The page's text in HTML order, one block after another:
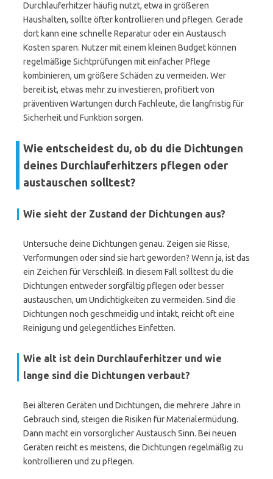
Durchlauferhitzer häufig nutzt, etwa in größeren
Haushalten, sollte öfter kontrollieren und pflegen. Gerade
dort kann eine schnelle Reparatur oder ein Austausch
Kosten sparen. Nutzer mit einem kleinen Budget können
regelmäßige Sichtprüfungen mit einfacher Pflege
kombinieren, um größere Schäden zu vermeiden. Wer
bereit ist, etwas mehr zu investieren, profitiert von
präventiven Wartungen durch Fachleute, die langfristig für
Sicherheit und Funktion sorgen.
Wie entscheidest du, ob du die Dichtungen
deines Durchlauferhitzers pflegen oder
austauschen solltest?
Wie sieht der Zustand der Dichtungen aus?
Untersuche deine Dichtungen genau. Zeigen sie Risse,
Verformungen oder sind sie hart geworden? Wenn ja, ist das
ein Zeichen für Verschleiß. In diesem Fall solltest du die
Dichtungen entweder sorgfältig pflegen oder besser
austauschen, um Undichtigkeiten zu vermeiden. Sind die
Dichtungen noch geschmeidig und intakt, reicht oft eine
Reinigung und gelegentliches Einfetten.
Wie alt ist dein Durchlauferhitzer und wie
lange sind die Dichtungen verbaut?
Bei älteren Geräten und Dichtungen, die mehrere Jahre in
Gebrauch sind, steigen die Risiken für Materialermüdung.
Dann macht ein vorsorglicher Austausch Sinn. Bei neuen
Geräten reicht es meistens, die Dichtungen regelmäßig zu
kontrollieren und zu pflegen.